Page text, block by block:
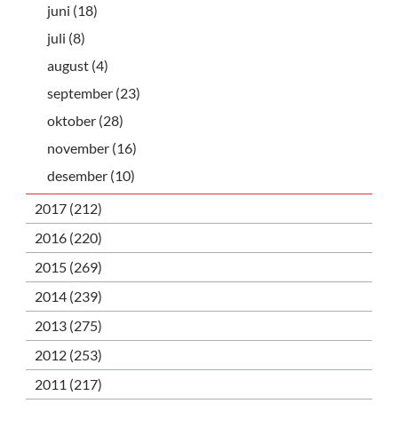
juni (18)
juli (8)
august (4)
september (23)
oktober (28)
november (16)
desember (10)
2017 (212)
2016 (220)
2015 (269)
2014 (239)
2013 (275)
2012 (253)
2011 (217)